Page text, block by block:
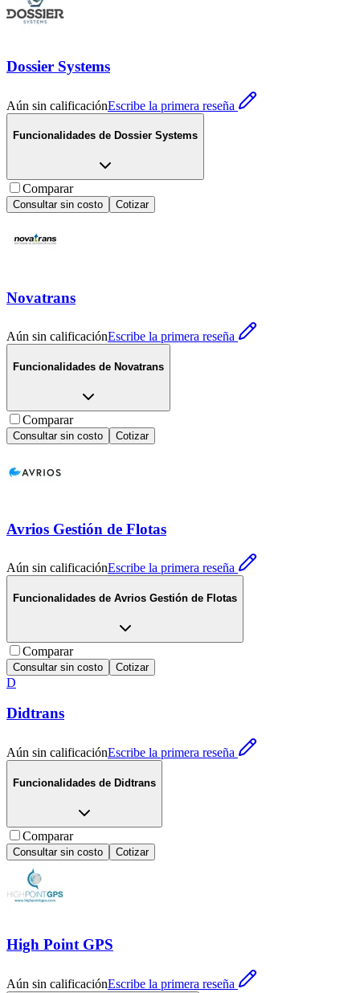
Dossier Systems
Aún sin calificaciónEscribe la primera reseña
Funcionalidades de Dossier Systems
Comparar
Consultar sin costo Cotizar
Novatrans
Aún sin calificaciónEscribe la primera reseña
Funcionalidades de Novatrans
Comparar
Consultar sin costo Cotizar
Avrios Gestión de Flotas
Aún sin calificaciónEscribe la primera reseña
Funcionalidades de Avrios Gestión de Flotas
Comparar
Consultar sin costo Cotizar
D
Didtrans
Aún sin calificaciónEscribe la primera reseña
Funcionalidades de Didtrans
Comparar
Consultar sin costo Cotizar
High Point GPS
Aún sin calificaciónEscribe la primera reseña